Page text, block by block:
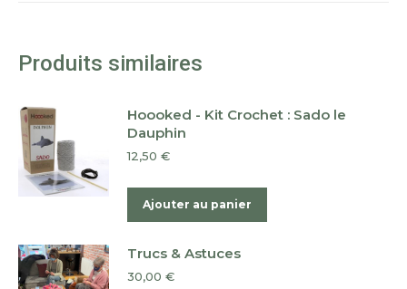
Produits similaires
Hoooked - Kit Crochet : Sado le
Dauphin
12,50 €
Ajouter au panier
Trucs & Astuces
30,00 €